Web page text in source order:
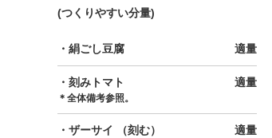
(つくりやすい分量)
・絹ごし豆腐 適量
・刻みトマト 適量
＊全体備考参照。
・ザーサイ （刻む） 適量